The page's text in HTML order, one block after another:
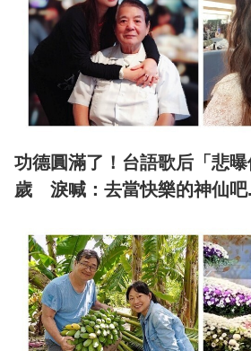
功德圓滿了！台語歌后「悲
歲 淚喊：去當快樂的神仙吧